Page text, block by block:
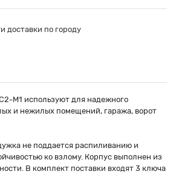
доставки по городу
М1 используют для надежного
и нежилых помещений, гаража, ворот
не поддается распиливанию и
ко взлому. Корпус выполнен из
В комплект поставки входят 3 ключа